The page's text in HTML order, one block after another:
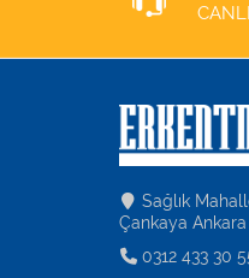
Sağlık
Çankaya
0312 433 30